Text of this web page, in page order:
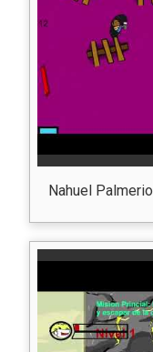
Nahuel Palmerio